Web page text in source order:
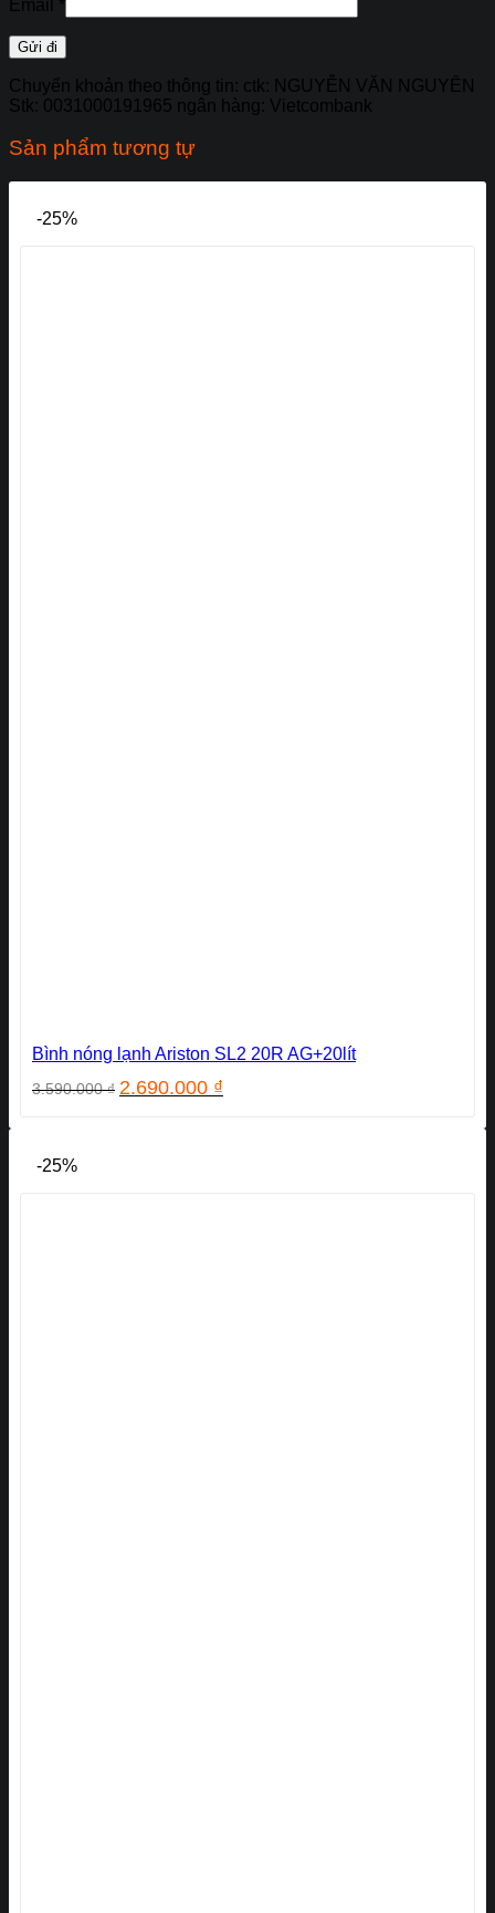
Email *
Chuyển khoản theo thông tin: ctk: NGUYỄN VĂN NGUYÊN
Stk: 0031000191965 ngân hàng: Vietcombank
Sản phẩm tương tự
-25%
Bình nóng lạnh Ariston SL2 20R AG+20lít
3.590.000₫ Giá
2.690.000 ₫
-25%